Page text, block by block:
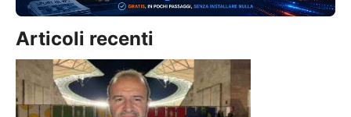
Articoli recenti